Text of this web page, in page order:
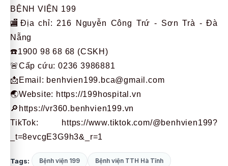
BỆNH VIỆN 199
🏬Địa chỉ: 216 Nguyễn Công Trứ - Sơn Trà - Đà
Nẵng
☎️1900 98 68 68 (CSKH)
🚨Cấp cứu: 0236 3986881
📩Email: benhvien199.bca@gmail.com
🌏Website: https://199hospital.vn
🔎https://vr360.benhvien199.vn
TikTok: https://www.tiktok.com/@benhvien199?
_t=8evcgE3G9h3&_r=1
Tags: Bệnh viện 199 Bệnh viện TTH Hà Tĩnh